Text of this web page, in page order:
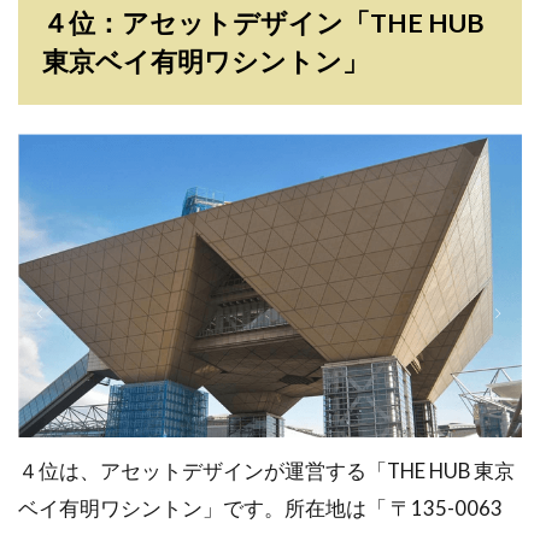
４位：アセットデザイン「THE HUB
東京ベイ有明ワシントン」
４位は、アセットデザインが運営する「THE HUB 東京
ベイ有明ワシントン」です。所在地は「 〒135-0063